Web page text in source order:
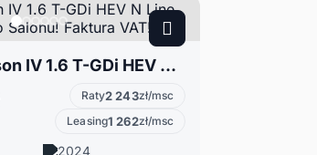
Hyundai Tucson IV 1.6 T-GDi HEV N Line 4WD! Z Polskiego Salonu! Faktura VAT!
Raty2 243zł/msc
Leasing1 262zł/msc
2024